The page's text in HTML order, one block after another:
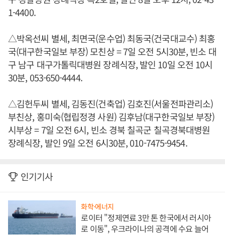
1-4400.
△박옥선씨 별세, 최면국(운수업) 최동국(건국대교수) 최홍
국(대구한국일보 부장) 모친상 = 7일 오전 5시30분, 빈소 대
구 남구 대구가톨릭대병원 장례식장, 발인 10일 오전 10시
30분, 053-650-4444.
△김헌두씨 별세, 김동진(건축업) 김호진(서울전파관리소)
부친상, 홍미숙(협립정경 사원) 김후남(대구한국일보 부장)
시부상 = 7일 오전 6시, 빈소 경북 칠곡군 칠곡경북대병원
장례식장, 발인 9일 오전 6시30분, 010-7475-9454.
인기기사
화학·에너지
로이터 "정제연료 3만 톤 한국에서 러시아
로 이동", 우크라이나의 공격에 수요 늘어